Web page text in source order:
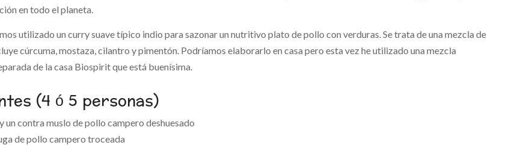
en todo el planeta.
utilizado un curry suave típico indio para sazonar un nutritivo plato de pollo con verduras. Se trata de una mezcla de
cúrcuma, mostaza, cilantro y pimentón. Podríamos elaborarlo en casa pero esta vez he utilizado una mezcla
de la casa Biospirit que está buenísima.
(4 ó 5 personas)
un contra muslo de pollo campero deshuesado
de pollo campero troceada